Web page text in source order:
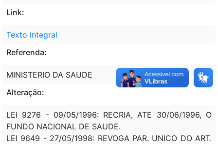
Link:
Texto integral
Referenda:
MINISTERIO DA SAUDE
Alteração:
LEI 9276 - 09/05/1996: RECRIA, ATE 30/06/1996, O
FUNDO NACIONAL DE SAUDE.
LEI 9649 - 27/05/1998: REVOGA PAR. UNICO DO ART.